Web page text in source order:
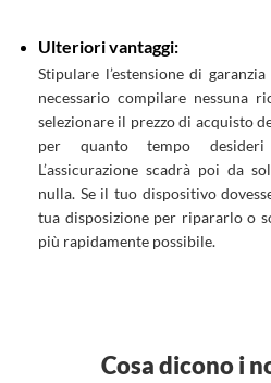
Ulteriori vantaggi:
Stipulare l’estensione di
necessario compilare nessuna
selezionare il prezzo di acquisto
per quanto tempo
L’assicurazione scadrà poi da
nulla. Se il tuo dispositivo
tua disposizione per ripararlo o
più rapidamente possibile.
Cosa dicono i